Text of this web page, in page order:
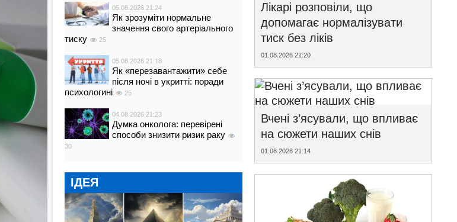
05.08.2026 21:24
Як зрозуміти нормальне
значення свого артеріального
тиску
25
05.08.2026 21:18
Як «перезавантажити» себе
після ночі в укритті: поради
психологині
25
04.08.2026 21:23
Думка онколога: перевірені
способи знизити ризик раку
30
ІДЕЯ
Лікарі розповіли, що
допомагає нормалізувати
тиск без ліків
01.08.2026 21:20
Вчені з’ясували, що впливає
на сюжети наших снів
01.08.2026 21:14